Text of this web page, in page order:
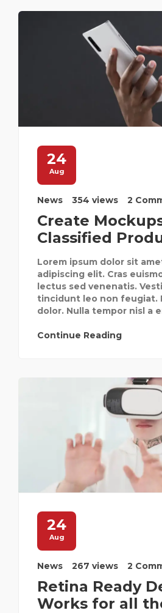
24
Aug
News 354 views 2
Create
Classified
Lorem ipsum dolor sit
adipiscing elit. Cras
lectus sed venenatis.
tincidunt leo non feugiat.
dolor. Nulla tempor nisl a
Continue Reading
24
Aug
News 267 views 2
Retina Ready
Works for all